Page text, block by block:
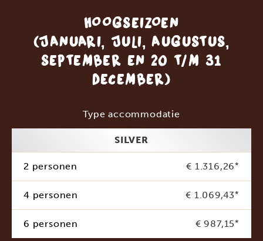
HOOGSEIZOEN
(JANUARI, JULI, AUGUSTUS,
SEPTEMBER EN 20 T/M 31
DECEMBER)
Type accommodatie
SILVER
2 personen € 1.316,26*
4 personen € 1.069,43*
6 personen € 987,15*